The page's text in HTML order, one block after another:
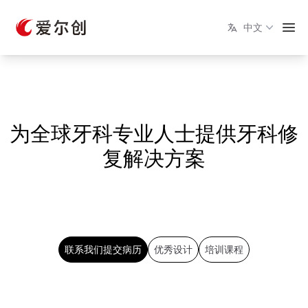
中文
为全球牙科专业人士提供牙科修
复解决方案
联系我们提交病历 优秀设计 培训课程